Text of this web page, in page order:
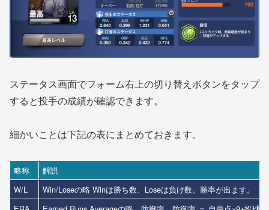
ステータス画面でフォーム右上の切り替えボタンをタップ
すると投手の成績が確認できます。
細かいことは下記の表にまとめておきます。
略称
解説
W/L
Win/Loseの略 Winは勝ち数、Loseは負け数。勝率が出ます。